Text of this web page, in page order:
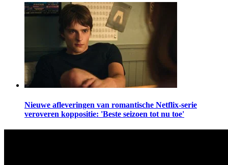
Nieuwe afleveringen van romantische Netflix-serie
veroveren koppositie: 'Beste seizoen tot nu toe'